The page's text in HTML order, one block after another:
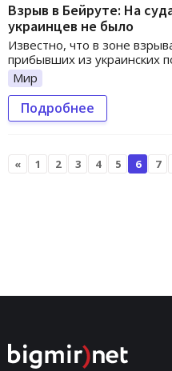
Взрыв в Бейруте: На
украинцев не было
Известно, что в зоне
прибывших из украинских
Мир
Подробнее
« 1 2 3 4 5 6 7